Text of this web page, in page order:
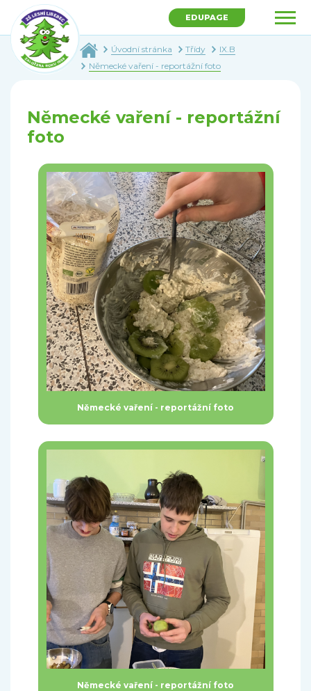
EDUPAGE
Úvodní stránka Třídy
IX.B
Německé vaření - reportážní foto
Německé vaření - reportážní
foto
Německé vaření - reportážní foto
Německé vaření - reportážní foto